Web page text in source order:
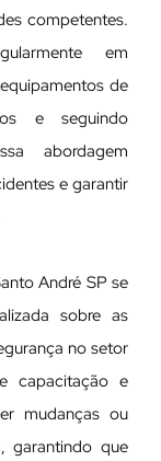
competentes.
em
de
e seguindo
abordagem
e garantir
André SP se
sobre as
no setor
capacitação e
mudanças ou
garantindo que